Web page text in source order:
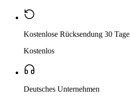
Kostenlose Rücksendung 30 Tage
Kostenlos
Deutsches Unternehmen